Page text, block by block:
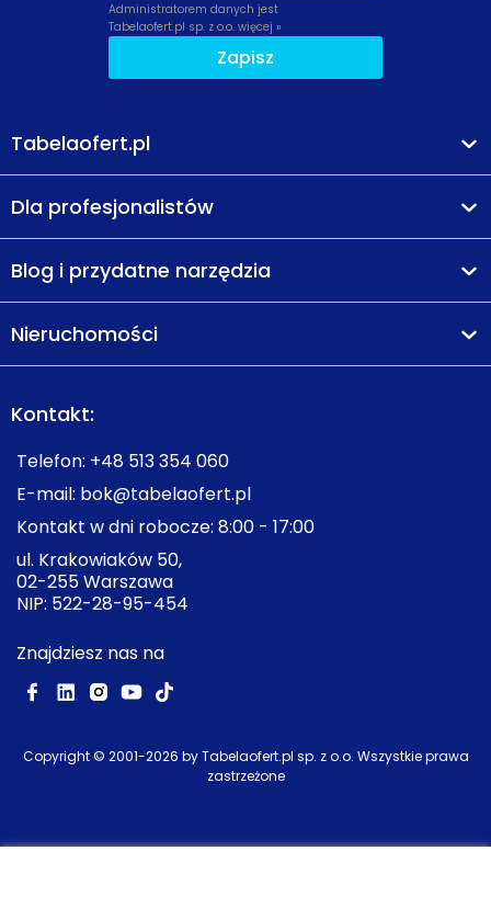
Administratorem danych jest
Tabelaofert.pl sp. z o.o. więcej »
Zapisz
Tabelaofert.pl
Dla profesjonalistów
Blog i przydatne narzędzia
Nieruchomości
Kontakt:
Telefon: +48 513 354 060
E-mail: bok@tabelaofert.pl
Kontakt w dni robocze: 8:00 - 17:00
ul. Krakowiaków 50,
02-255 Warszawa
NIP: 522-28-95-454
Znajdziesz nas na
Copyright © 2001-2026 by Tabelaofert.pl sp. z o.o. Wszystkie prawa
zastrzeżone